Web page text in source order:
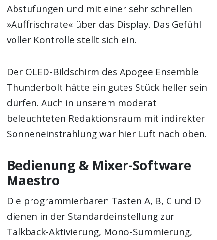
Abstufungen und mit einer sehr schnellen
»Auffrischrate« über das Display. Das Gefühl
voller Kontrolle stellt sich ein.
Der OLED-Bildschirm des Apogee Ensemble
Thunderbolt hätte ein gutes Stück heller sein
dürfen. Auch in unserem moderat
beleuchteten Redaktionsraum mit indirekter
Sonneneinstrahlung war hier Luft nach oben.
Bedienung & Mixer-Software
Maestro
Die programmierbaren Tasten A, B, C und D
dienen in der Standardeinstellung zur
Talkback-Aktivierung, Mono-Summierung,